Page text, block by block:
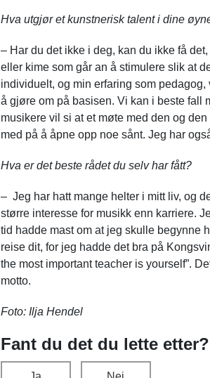
Hva utgjør et kunstnerisk talent i dine
– Har du det ikke i deg, kan du ikke få
eller kime som går an å stimulere slik at
individuelt, og min erfaring som
å gjøre om på basisen. Vi kan i beste fall
musikere vil si at et møte med den og
med på å åpne opp noe sånt. Jeg har
Hva er det beste rådet du selv har fått?
– Jeg har hatt mange helter i mitt liv, og
større interesse for musikk enn karriere.
tid hadde mast om at jeg skulle begynne
reise dit, for jeg hadde det bra på
the most important teacher is yourself”.
motto.
Foto: Ilja Hendel
Fant du det du lette etter?